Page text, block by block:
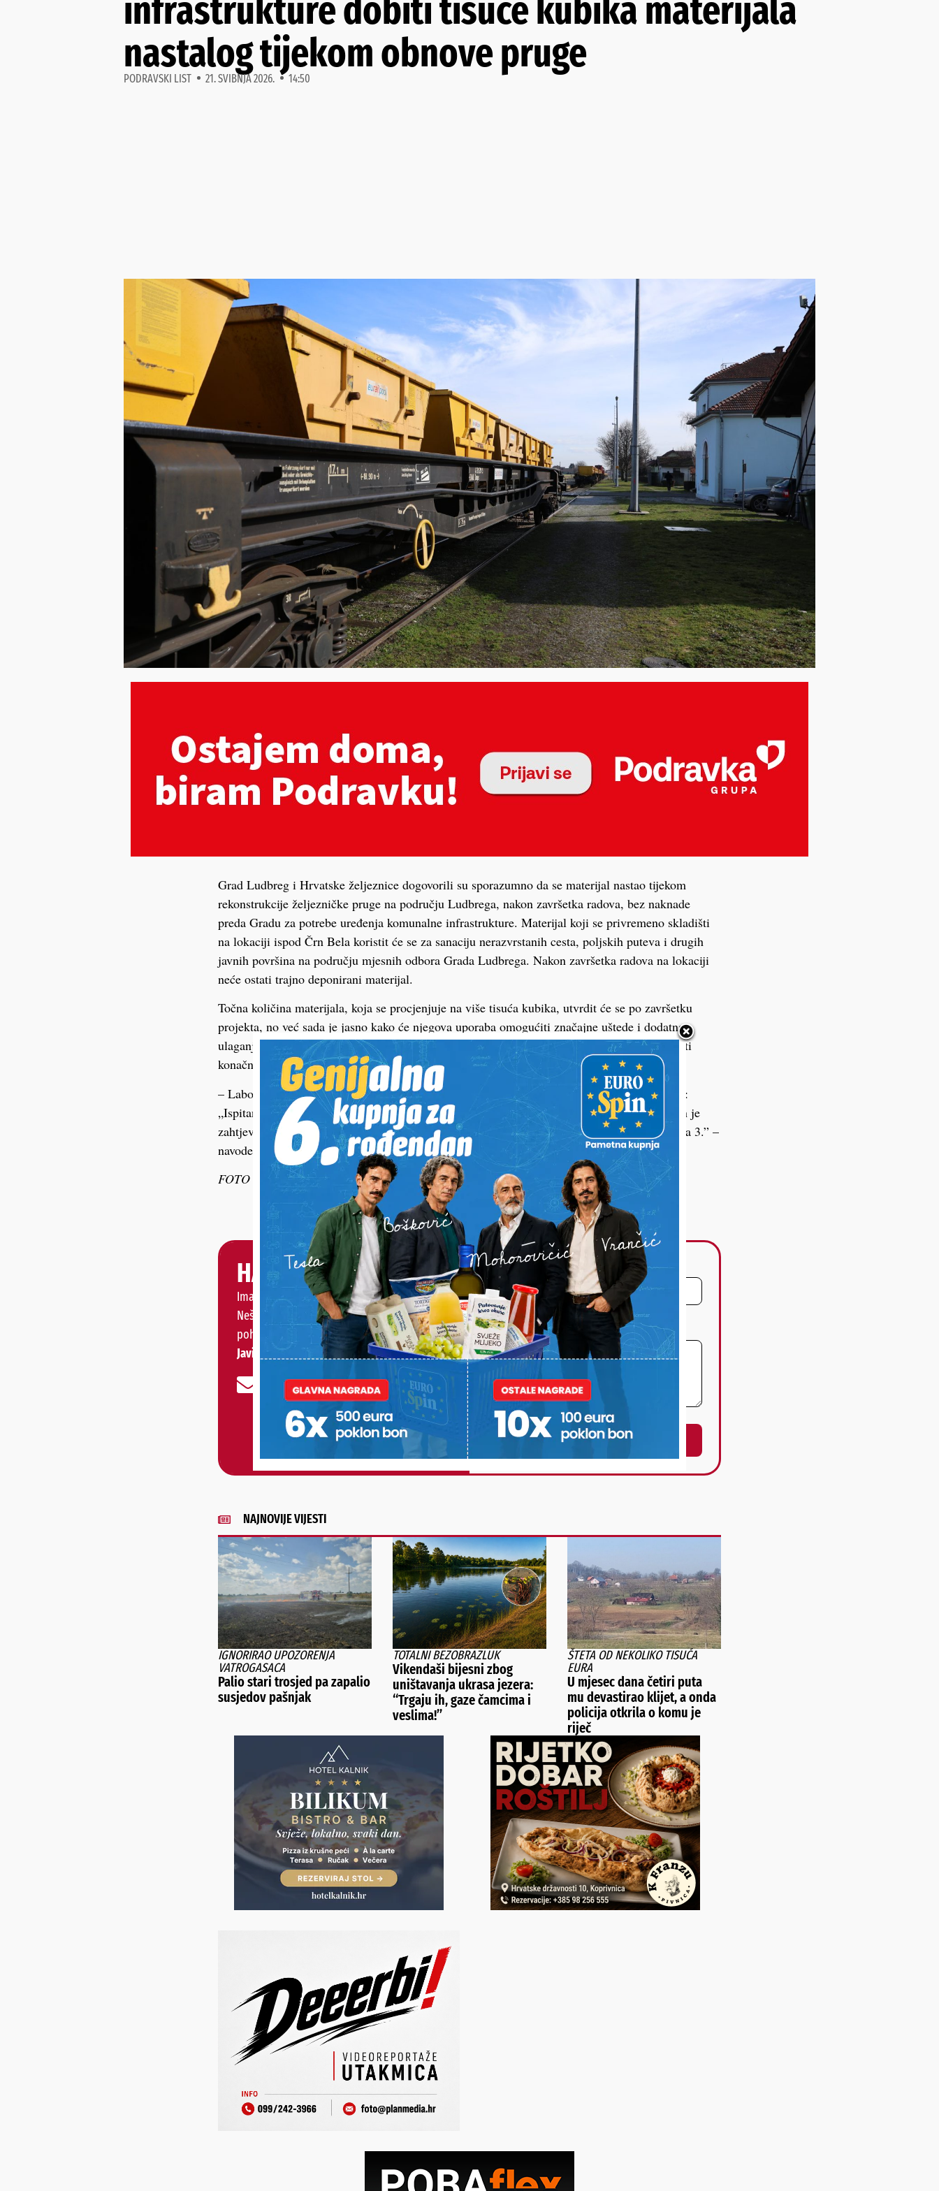
infrastrukture dobiti tisuće kubika materijala
nastalog tijekom obnove pruge
PODRAVSKI LIST 21. SVIBNJA 2026. 14:50
Grad Ludbreg i Hrvatske željeznice dogovorili su sporazumno da se materijal nastao tijekom
rekonstrukcije željezničke pruge na području Ludbrega, nakon završetka radova, bez naknade
preda Gradu za potrebe uređenja komunalne infrastrukture. Materijal koji se privremeno skladišti
na lokaciji ispod Črn Bela koristit će se za sanaciju nerazvrstanih cesta, poljskih puteva i drugih
javnih površina na području mjesnih odbora Grada Ludbrega. Nakon završetka radova na lokaciji
neće ostati trajno deponirani materijal.
Točna količina materijala, koja se procjenjuje na više tisuća kubika, utvrdit će se po završetku
projekta, no već sada je jasno kako će njegova uporaba omogućiti značajne uštede i dodatna
ulaganja u komunalnu infrastrukturu. Nakon toga će stručne službe Grada Ludbrega napraviti
konačni raspored uporabe materijala.
– Laboratorijsko ispitivanje provela je tvrtka Sample Control d.o.o., a zaključak nalaza glasi:
„Ispitani uzorak krutog homogenog uzorka kamenog agregata sive boje bez mirisa, sukladan je
zahtjevima navedenim u Pravilniku o ukidanju statusa otpada (NN 55/2023), dodatak I, točka 3.” –
navode iz Grada.
FOTO ilustracija
HALO, PODRAVSKI!
Imate priču, vijest, fotku ili video?
Nešto vas muči ili želite nešto/nekoga
pohvaliti?
Javite nam se!
Vaš email
Poruka
POŠALJI
NAJNOVIJE VIJESTI
IGNORIRAO UPOZORENJA
VATROGASACA
Palio stari trosjed pa zapalio
susjedov pašnjak
TOTALNI BEZOBRAZLUK
Vikendaši bijesni zbog
uništavanja ukrasa jezera:
“Trgaju ih, gaze čamcima i
veslima!”
ŠTETA OD NEKOLIKO TISUĆA
EURA
U mjesec dana četiri puta
mu devastirao klijet, a onda
policija otkrila o komu je
riječ